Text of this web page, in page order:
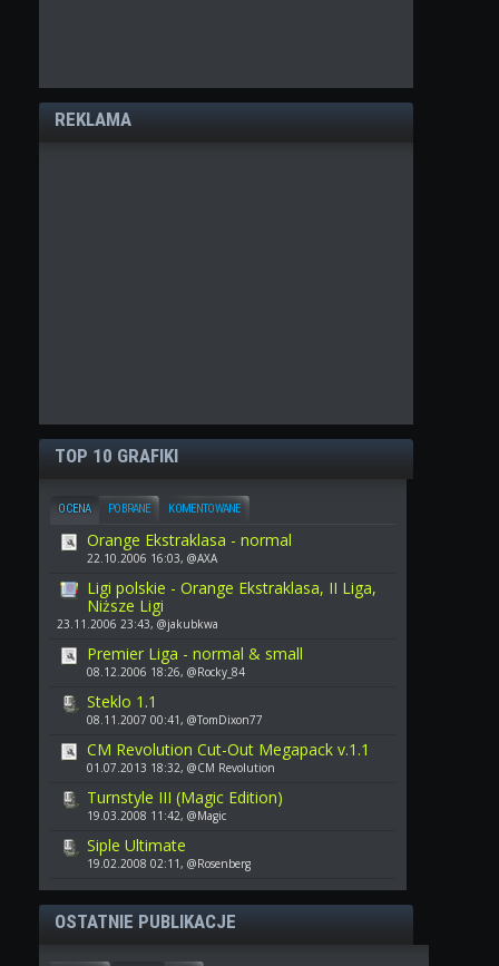
REKLAMA
TOP 10 GRAFIKI
OCENA POBRANE KOMENTOWANE
Orange Ekstraklasa - normal
22.10.2006 16:03, @AXA
Ligi polskie - Orange Ekstraklasa, II Liga,
Niższe Ligi
23.11.2006 23:43, @jakubkwa
Premier Liga - normal & small
08.12.2006 18:26, @Rocky_84
Steklo 1.1
08.11.2007 00:41, @TomDixon77
CM Revolution Cut-Out Megapack v.1.1
01.07.2013 18:32, @CM Revolution
Turnstyle III (Magic Edition)
19.03.2008 11:42, @Magic
Siple Ultimate
19.02.2008 02:11, @Rosenberg
OSTATNIE PUBLIKACJE